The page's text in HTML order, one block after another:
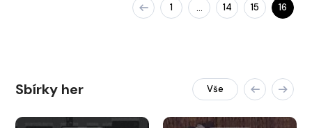
1 … 14 15 16
Sbírky her Vše